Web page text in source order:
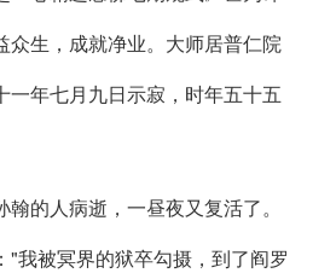
众生，成就净业。大师居普仁院
一年七月九日示寂，时年五十五
的人病逝，一昼夜又复活了。
"我被冥界的狱卒勾摄，到了阎罗